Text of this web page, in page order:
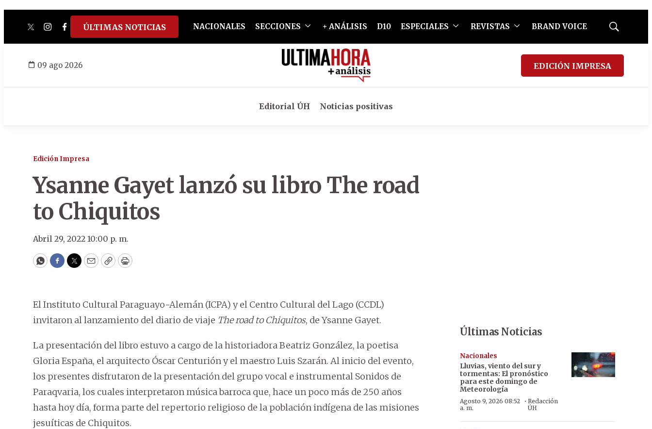
twitterinstagram
facebook
tiktokyoutube
spotify
ÚLTIMAS NOTICIAS NACIONALES SECCIONES + ANÁLISIS D10 ESPECIALES REVISTAS BRAND VOICE
Mostrar
09 ago 2026 EDICIÓN IMPRESA
Editorial ÚH Noticias positivas
Edición Impresa
Ysanne Gayet lanzó su libro The road
to Chiquitos
Abril 29, 2022 10:00 p. m.
WhatsApp
Facebook
Twitter
EmailCopyPrint
El Instituto Cultural Paraguayo-Alemán (ICPA) y el Centro Cultural del Lago (CCDL)
invitaron al lanzamiento del diario de viaje The road to Chiquitos, de Ysanne Gayet.
La presentación del libro estuvo a cargo de la historiadora Beatriz González, la poetisa
Gloria España, el arquitecto Óscar Centurión y el maestro Luis Szarán. Al inicio del evento,
los presentes disfrutaron de la presentación del grupo vocal e instrumental Sonidos de
Paraqvaria, los cuales interpretaron música barroca que, hace un poco más de 250 años
hasta hoy día, forma parte del repertorio religioso de la población indígena de las misiones
jesuíticas de Chiquitos.
Últimas Noticias
Nacionales
Lluvias, viento del sur y
tormentas: El pronóstico
para este domingo de
Meteorología
Agosto 9, 2026 08:52
a. m.
· Redacción
ÚH